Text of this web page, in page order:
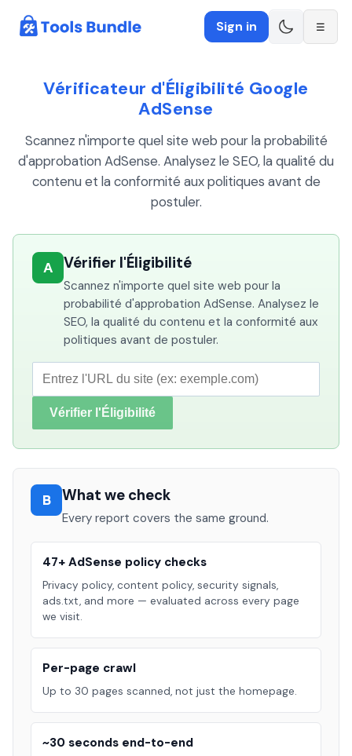
Sign in ☰
Vérificateur d'Éligibilité Google
AdSense
Scannez n'importe quel site web pour la probabilité
d'approbation AdSense. Analysez le SEO, la qualité du
contenu et la conformité aux politiques avant de
postuler.
A Vérifier l'Éligibilité
Scannez n'importe quel site web pour la
probabilité d'approbation AdSense. Analysez le
SEO, la qualité du contenu et la conformité aux
politiques avant de postuler.
Vérifier l'Éligibilité
B What we check
Every report covers the same ground.
47+ AdSense policy checks
Privacy policy, content policy, security signals,
ads.txt, and more — evaluated across every page
we visit.
Per-page crawl
Up to 30 pages scanned, not just the homepage.
~30 seconds end-to-end